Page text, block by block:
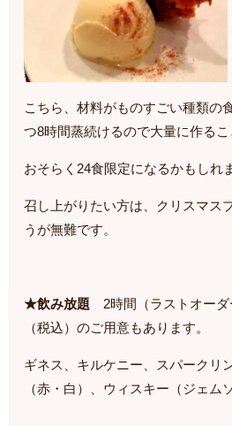
こちら、材料がものすごい種類の
つ8時間蒸続けるので大量に作るこ
おそらく24食限定になるかもしれ
召し上がりたい方は、クリスマス
うが無難です。
★飲み放題 2時間（ラストオー
（税込）のご用意もあります。
ギネス、キルケニー、スパークリ
（赤・白）、ウィスキー（ジェム